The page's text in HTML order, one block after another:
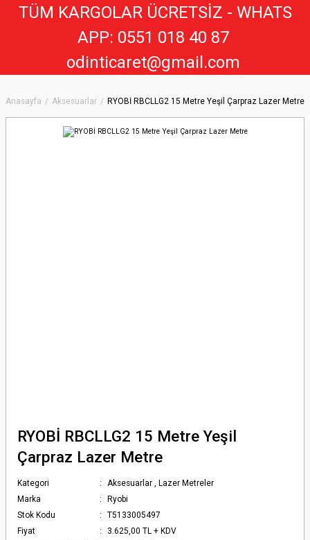
Anasayfa Aksesuarlar RYOBİ RBCLLG2 15 Metre Yeşil Çarpraz Lazer Metre
RYOBİ RBCLLG2 15 Metre Yeşil
Çarpraz Lazer Metre
Kategori Aksesuarlar , Lazer Metreler
Marka
Ryobi
Stok Kodu
T5133005497
Fiyat
3.625,00 TL + KDV
TÜM KARGOLAR ÜCRETSİZ - WHATS
APP: 0551 018 40 87
odinticaret@gmail.com